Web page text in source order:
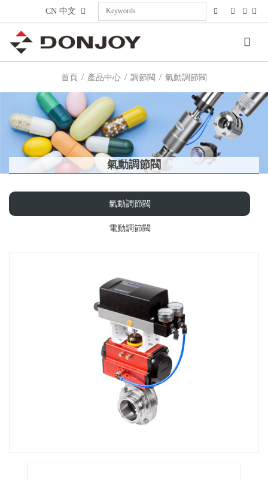
CN 中文
首頁 產品中心 調節閥 氣動調節閥
氣動調節閥
氣動調節閥
電動調節閥